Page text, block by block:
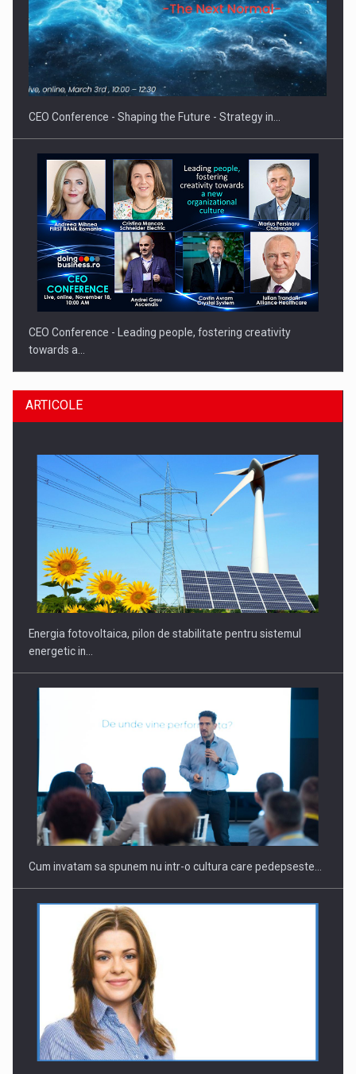
Hard Enduro Piatra Craiului 2026, fueled by benzinariile RO…
CEO Conference - Shaping the Future - Strategy in…
CEO Conference - Leading people, fostering creativity
towards a…
CEO Conference - Shaping The Future - Technology and…
Webinar - Business Evolution-RETHINK STRATEGY-Finantare
Investitii Digitalizare
ARTICOLE
Energia fotovoltaica, pilon de stabilitate pentru sistemul
energetic in…
Cum invatam sa spunem nu intr-o cultura care pedepseste…